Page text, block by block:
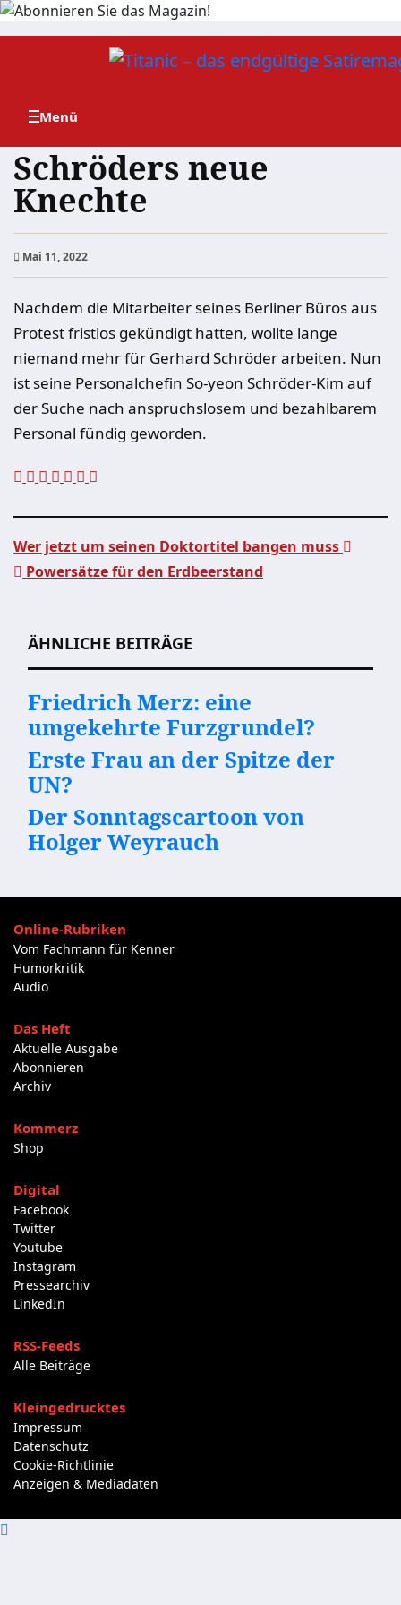
Zum
Schröders neue
Knechte
Mai 11, 2022
Nachdem die Mitarbeiter seines Berliner Büros aus
Protest fristlos gekündigt hatten, wollte lange
niemand mehr für Gerhard Schröder arbeiten. Nun
ist seine Personalchefin So-yeon Schröder-Kim auf
der Suche nach anspruchslosem und bezahlbarem
Personal fündig geworden.
Wer jetzt um seinen Doktortitel bangen muss
Powersätze für den Erdbeerstand
ÄHNLICHE BEITRÄGE
Friedrich Merz: eine
umgekehrte Furzgrundel?
Erste Frau an der Spitze der
UN?
Der Sonntagscartoon von
Holger Weyrauch
Online-Rubriken
Vom Fachmann für Kenner
Humorkritik
Audio
Das Heft
Aktuelle Ausgabe
Abonnieren
Archiv
Kommerz
Shop
Digital
Facebook
Twitter
Youtube
Instagram
Pressearchiv
LinkedIn
RSS-Feeds
Alle Beiträge
Kleingedrucktes
Impressum
Datenschutz
Cookie-Richtlinie
Anzeigen & Mediadaten